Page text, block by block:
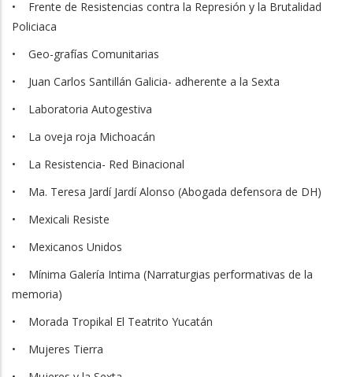
• Frente de Resistencias contra la Represión y la Brutalidad
Policiaca
• Geo-grafías Comunitarias
• Juan Carlos Santillán Galicia- adherente a la Sexta
• Laboratoria Autogestiva
• La oveja roja Michoacán
• La Resistencia- Red Binacional
• Ma. Teresa Jardí Jardí Alonso (Abogada defensora de DH)
• Mexicali Resiste
• Mexicanos Unidos
• Mínima Galería Intima (Narraturgias performativas de la
memoria)
• Morada Tropikal El Teatrito Yucatán
• Mujeres Tierra